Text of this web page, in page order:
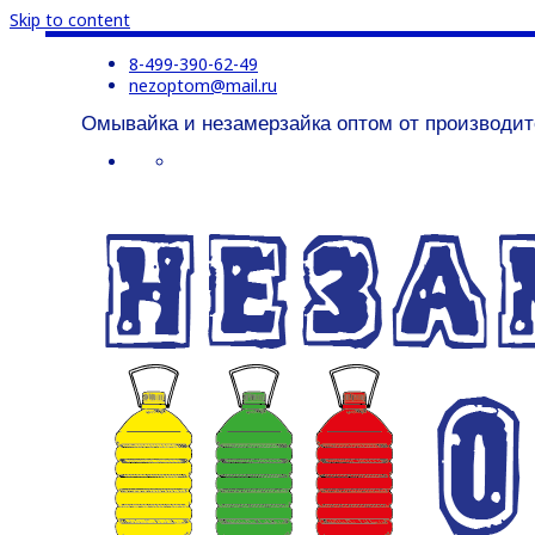
Skip to content
8-499-390-62-49
nezoptom@mail.ru
Омывайка и незамерзайка оптом от